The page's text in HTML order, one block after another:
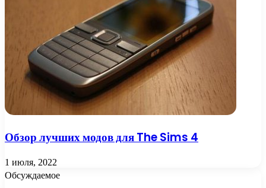
Обзор лучших модов для The Sims 4
1 июля, 2022
Обсуждаемое